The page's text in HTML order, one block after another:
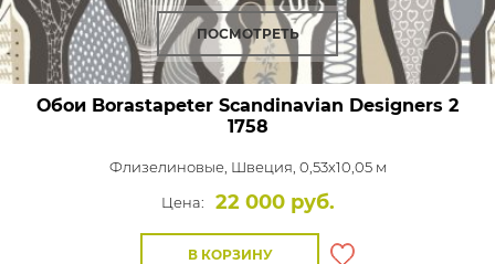
ПОСМОТРЕТЬ
Обои Borastapeter Scandinavian Designers 2
1758
Флизелиновые, Швеция, 0,53x10,05 м
Цена:
22 000 руб.
В КОРЗИНУ